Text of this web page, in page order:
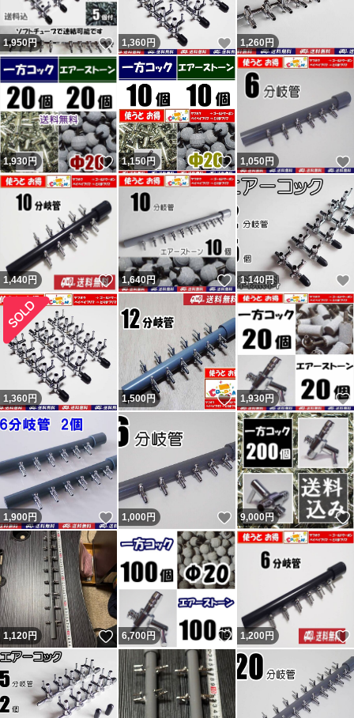
返金申請依頼・輸送業者に報告し対応しているのに不当評
価されました。私に非が無いのに理不尽な評価されれば相
応の評価するのは普通です。何故か「脅された」とコメン
トされていますが忠告です。 最新の評価コメントは反論
が出来ないようで論点が違います。私の返答は一部変更・
追記しているので同じではありません。フリマから閲覧の
方で気になる方はヤフオクからこの評価の返答を参照くだ
さい。 結局、追跡通り問題なく届いていたようです（ナ
ビの受取連絡有・ヤマトにも確認）。無責任呼ばわりされ
ましたが自身の責任は感じていないようで謝罪と評価変更
は無し。不当評価された私は被害者で非はありません。
記載内容を理解出来ない人（対応待てない人）は購入しな
いよう明記していますので手の打ちようがない異常者・無
分別者による八つ当たりです。9人目10人目の不当評価者
も現れましたが同じです。ヤフオクの評価返答を参照くだ
さい。 良い評価の割合0％（取引時0。新規ではない0。）
の11人目も対応拒否なので不当評価です。30円のネット
の持ち手に小さい傷があったとの事。 12人目は勝手に不
要連絡してきて返信が無いとの事。不要連絡に返信する必
要無いので不当評価です。 不足という事で悪いの件は不
足なく発送したのを明確に覚えています。記載内容無視で
即評価で終了の者。普通の人は問題あれば即取引完了しな
いので嫌がらせと判断するのが普通。今までにない手を使
ってきたが今までの連中と同じ。 他のも記載内容無視の
異常者。
残念ながら数千人に一人くらいの割合で話が通じない異常
者が現れます。悪い評価をする事が目的（サクラ）と思わ
れる者が複数います。 ヤフーフリマからは不当評価への
1,950円 いいね！
1,360 円 いいね！
1,260円
1,930円 いいね！
1,150円 いいね！
1,050円
1,440 円 いいね！
1,640円 いいね！
1,140円
1,360 円 1,500円 いいね！
1,930円
1,900円 いいね！
1,000円 いいね！
9,000円
1,120円 いいね！
6,700円 いいね！
1,200 円